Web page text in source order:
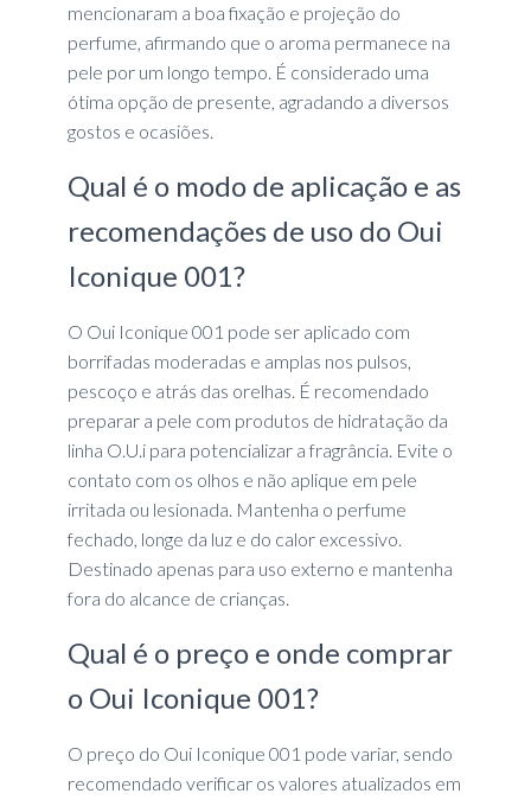
mencionaram a boa fixação e projeção do
perfume, afirmando que o aroma permanece na
pele por um longo tempo. É considerado uma
ótima opção de presente, agradando a diversos
gostos e ocasiões.
Qual é o modo de aplicação e as
recomendações de uso do Oui
Iconique 001?
O Oui Iconique 001 pode ser aplicado com
borrifadas moderadas e amplas nos pulsos,
pescoço e atrás das orelhas. É recomendado
preparar a pele com produtos de hidratação da
linha O.U.i para potencializar a fragrância. Evite o
contato com os olhos e não aplique em pele
irritada ou lesionada. Mantenha o perfume
fechado, longe da luz e do calor excessivo.
Destinado apenas para uso externo e mantenha
fora do alcance de crianças.
Qual é o preço e onde comprar
o Oui Iconique 001?
O preço do Oui Iconique 001 pode variar, sendo
recomendado verificar os valores atualizados em